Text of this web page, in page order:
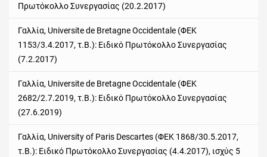
Πρωτόκολλο Συνεργασίας (20.2.2017)
Γαλλία, Universite de Bretagne Occidentale (ΦΕΚ
1153/3.4.2017, τ.Β.): Ειδικό Πρωτόκολλο Συνεργασίας
(7.2.2017)
Γαλλία, Universite de Bretagne Occidentale (ΦΕΚ
2682/2.7.2019, τ.Β.): Ειδικό Πρωτόκολλο Συνεργασίας
(27.6.2019)
Γαλλία, University of Paris Descartes (ΦΕΚ 1868/30.5.2017,
τ.Β.): Ειδικό Πρωτόκολλο Συνεργασίας (4.4.2017), ισχύς 5